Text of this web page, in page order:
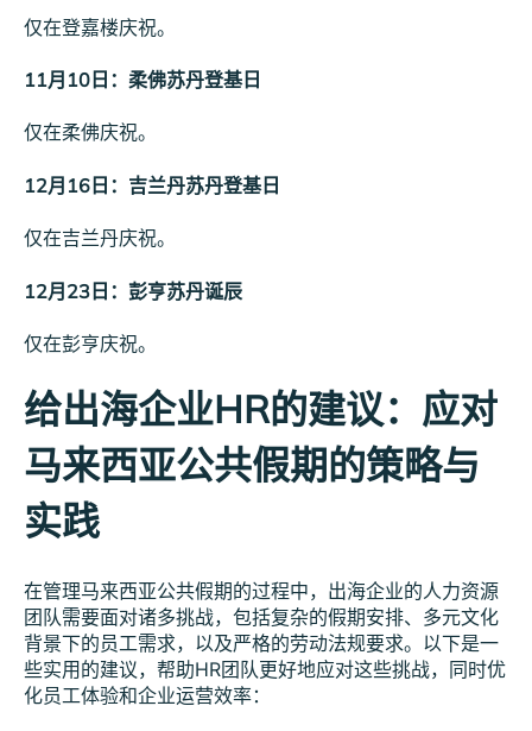
仅在登嘉楼庆祝。
11月10日：柔佛苏丹登基日
仅在柔佛庆祝。
12月16日：吉兰丹苏丹登基日
仅在吉兰丹庆祝。
12月23日：彭亨苏丹诞辰
仅在彭亨庆祝。
给出海企业HR的建议： 应对
马来西亚公共假期的策略与
实践
在管理马来西亚公共假期的过程中，出海企业的人力资源
团队需要面对诸多挑战，包括复杂的假期安排、多元文化
背景下的员工需求，以及严格的劳动法规要求。以下是一
些实用的建议，帮助HR团队更好地应对这些挑战，同时优
化员工体验和企业运营效率：